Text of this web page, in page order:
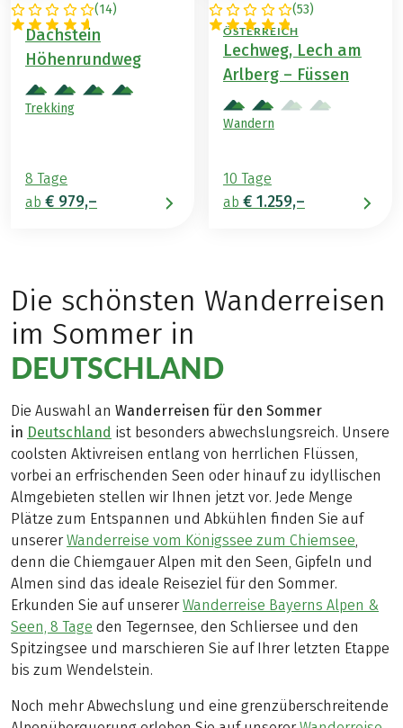
(14)
ÖSTERREICH
Dachstein
Höhenrundweg
Trekking
8 Tage
ab € 979,–
(53)
DEUTSCHLAND /
ÖSTERREICH
Lechweg, Lech am
Arlberg – Füssen
Wandern
10 Tage
ab € 1.259,–
Die schönsten Wanderreisen
im Sommer in
DEUTSCHLAND
Die Auswahl an Wanderreisen für den Sommer
in Deutschland ist besonders abwechslungsreich. Unsere
coolsten Aktivreisen entlang von herrlichen Flüssen,
vorbei an erfrischenden Seen oder hinauf zu idyllischen
Almgebieten stellen wir Ihnen jetzt vor. Jede Menge
Plätze zum Entspannen und Abkühlen finden Sie auf
unserer Wanderreise vom Königssee zum Chiemsee,
denn die Chiemgauer Alpen mit den Seen, Gipfeln und
Almen sind das ideale Reiseziel für den Sommer.
Erkunden Sie auf unserer Wanderreise Bayerns Alpen &
Seen, 8 Tage den Tegernsee, den Schliersee und den
Spitzingsee und marschieren Sie auf Ihrer letzten Etappe
bis zum Wendelstein.
Noch mehr Abwechslung und eine grenzüberschreitende